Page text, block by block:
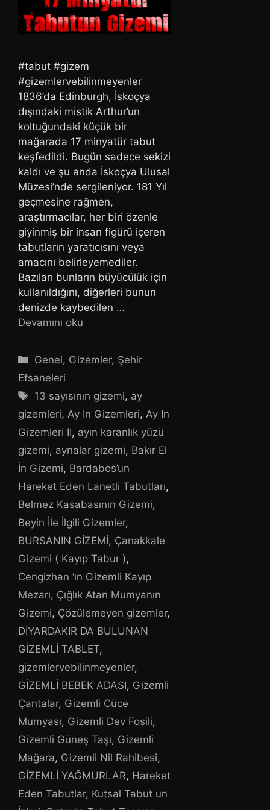
#tabut #gizem
#gizemlervebilinmeyenler
1836’da Edinburgh, İskoçya
dışındaki mistik Arthur’un
koltuğundaki küçük bir
mağarada 17 minyatür tabut
keşfedildi. Bugün sadece sekizi
kaldı ve şu anda İskoçya Ulusal
Müzesi’nde sergileniyor. 181 Yıl
geçmesine rağmen,
araştırmacılar, her biri özenle
giyinmiş bir insan figürü içeren
tabutların yaratıcısını veya
amacını belirleyemediler.
Bazıları bunların büyücülük için
kullanıldığını, diğerleri bunun
denizde kaybedilen …
Devamını oku
Kategoriler
Genel, Gizemler, Şehir
Efsaneleri
Etiketler
13 sayısının gizemi, ay
gizemleri, Ay In Gizemleri, Ay In
Gizemleri II, ayın karanlık yüzü
gizemi, aynalar gizemi, Bakır El
İn Gizemi, Bardabos’un
Hareket Eden Lanetli Tabutları,
Belmez Kasabasının Gizemi,
Beyin İle İlgili Gizemler,
BURSANIN GİZEMİ, Çanakkale
Gizemi ( Kayıp Tabur ),
Cengizhan ‘ın Gizemli Kayıp
Mezarı, Çığlık Atan Mumyanın
Gizemi, Çözülemeyen gizemler,
DİYARDAKIR DA BULUNAN
GİZEMLİ TABLET,
gizemlervebilinmeyenler,
GİZEMLİ BEBEK ADASI, Gizemli
Çantalar, Gizemli Cüce
Mumyası, Gizemli Dev Fosili,
Gizemli Güneş Taşı, Gizemli
Mağara, Gizemli Nil Rahibesi,
GİZEMLİ YAĞMURLAR, Hareket
Eden Tabutlar, Kutsal Tabut un